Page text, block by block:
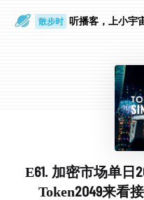
散步时 听播客，上小宇
E61. 加密市场单日
Token2049来看